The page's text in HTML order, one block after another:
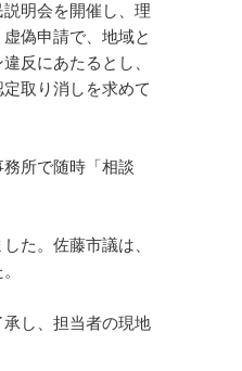
明会を開催し、理
偽申請で、地域と
反にあたるとし、
取り消しを求めて
所で随時「相談
た。佐藤市議は、
し、担当者の現地